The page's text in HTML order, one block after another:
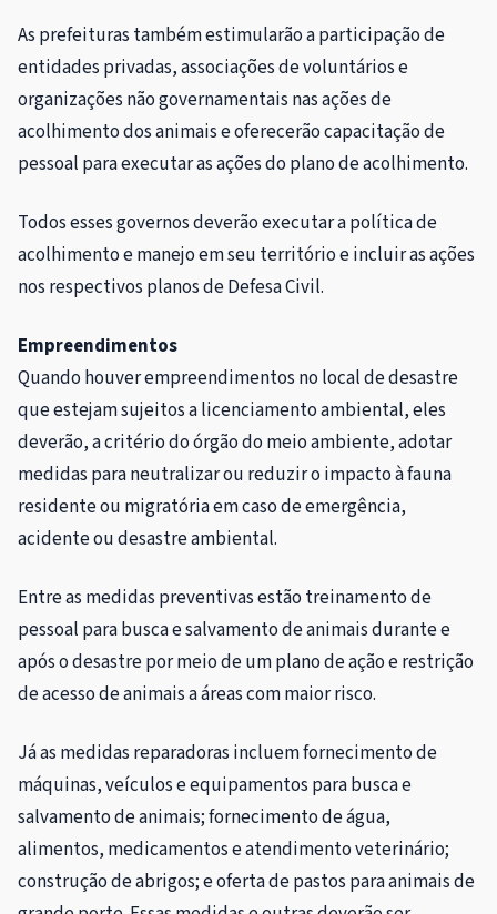
As prefeituras também estimularão a participação de
entidades privadas, associações de voluntários e
organizações não governamentais nas ações de
acolhimento dos animais e oferecerão capacitação de
pessoal para executar as ações do plano de acolhimento.
Todos esses governos deverão executar a política de
acolhimento e manejo em seu território e incluir as ações
nos respectivos planos de Defesa Civil.
Empreendimentos
Quando houver empreendimentos no local de desastre
que estejam sujeitos a licenciamento ambiental, eles
deverão, a critério do órgão do meio ambiente, adotar
medidas para neutralizar ou reduzir o impacto à fauna
residente ou migratória em caso de emergência,
acidente ou desastre ambiental.
Entre as medidas preventivas estão treinamento de
pessoal para busca e salvamento de animais durante e
após o desastre por meio de um plano de ação e restrição
de acesso de animais a áreas com maior risco.
Já as medidas reparadoras incluem fornecimento de
máquinas, veículos e equipamentos para busca e
salvamento de animais; fornecimento de água,
alimentos, medicamentos e atendimento veterinário;
construção de abrigos; e oferta de pastos para animais de